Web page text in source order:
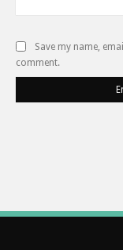
Save my name,
comment.